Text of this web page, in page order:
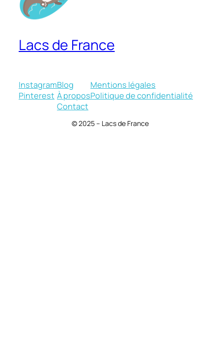
Lacs de France
Instagram
Pinterest
Blog
À propos
Contact
Mentions légales
Politique de confidentialité
© 2025 – Lacs de France